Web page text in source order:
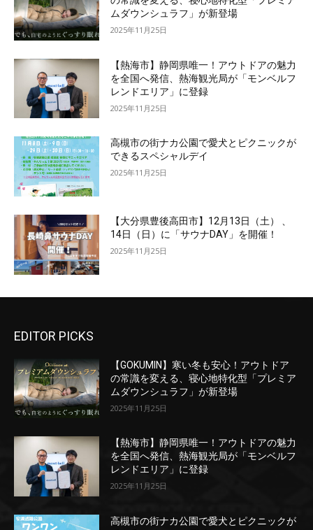
ムダウンシュラフ」が新登場
2025年11月25日
【熱海市】静岡県唯一！アウトドアの魅力
を全国へ発信、熱海観光局が「モンベルフ
レンドエリア」に登録
2025年11月25日
高槻市の街ナカ公園で愛犬とピクニックが
できるスペシャルデイ
2025年11月25日
【大分県豊後高田市】12月13日（土） 、
14日（日）に「サウナDAY」を開催！
2025年11月25日
EDITOR PICKS
【GOKUMIN】寒い冬も安心！アウトドア
の常識を変える、寝心地特化型「プレミア
ムダウンシュラフ」が新登場
2025年11月25日
【熱海市】静岡県唯一！アウトドアの魅力
を全国へ発信、熱海観光局が「モンベルフ
レンドエリア」に登録
2025年11月25日
高槻市の街ナカ公園で愛犬とピクニックが